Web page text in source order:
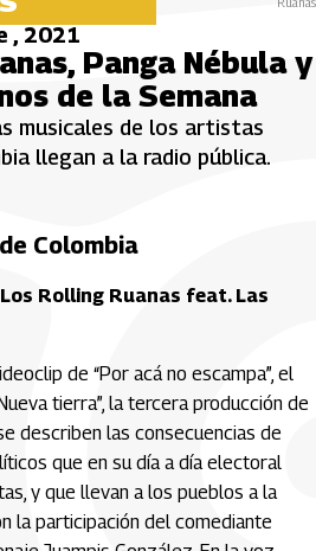
, 2021
Panga Nébula y
de la Semana
musicales de los artistas
llegan a la radio pública.
Colombia
Rolling Ruanas feat. Las
de “Por acá no escampa”, el
tierra”, la tercera producción de
describen las consecuencias de
que en su día a día electoral
y que llevan a los pueblos a la
la participación del comediante